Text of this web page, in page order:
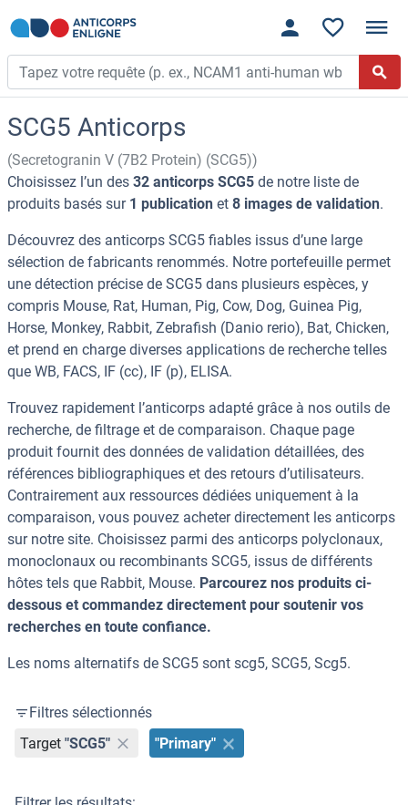
SCG5 Anticorps
(Secretogranin V (7B2 Protein) (SCG5))
Choisissez l’un des 32 anticorps SCG5 de notre liste de
produits basés sur 1 publication et 8 images de validation.
Découvrez des anticorps SCG5 fiables issus d’une large
sélection de fabricants renommés. Notre portefeuille permet
une détection précise de SCG5 dans plusieurs espèces, y
compris Mouse, Rat, Human, Pig, Cow, Dog, Guinea Pig,
Horse, Monkey, Rabbit, Zebrafish (Danio rerio), Bat, Chicken,
et prend en charge diverses applications de recherche telles
que WB, FACS, IF (cc), IF (p), ELISA.
Trouvez rapidement l’anticorps adapté grâce à nos outils de
recherche, de filtrage et de comparaison. Chaque page
produit fournit des données de validation détaillées, des
références bibliographiques et des retours d’utilisateurs.
Contrairement aux ressources dédiées uniquement à la
comparaison, vous pouvez acheter directement les anticorps
sur notre site. Choisissez parmi des anticorps polyclonaux,
monoclonaux ou recombinants SCG5, issus de différents
hôtes tels que Rabbit, Mouse. Parcourez nos produits ci-
dessous et commandez directement pour soutenir vos
recherches en toute confiance.
Les noms alternatifs de SCG5 sont scg5, SCG5, Scg5.
Filtres sélectionnés
Target "SCG5" "Primary"